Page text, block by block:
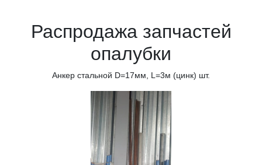
Распродажа запчастей
опалубки
Анкер стальной D=17мм, L=3м (цинк) шт.